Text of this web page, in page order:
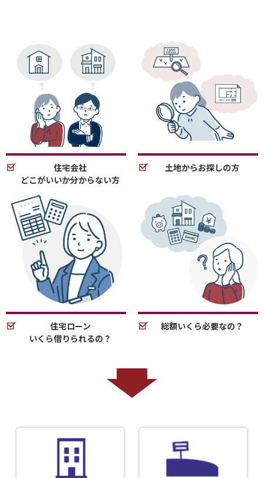
住宅会社
どこがいいか分からない方
土地からお探しの方
住宅ローン
いくら借りられるの？
総額いくら必要なの？